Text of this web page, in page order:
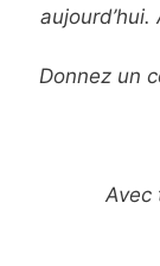
Donnez un
Avec